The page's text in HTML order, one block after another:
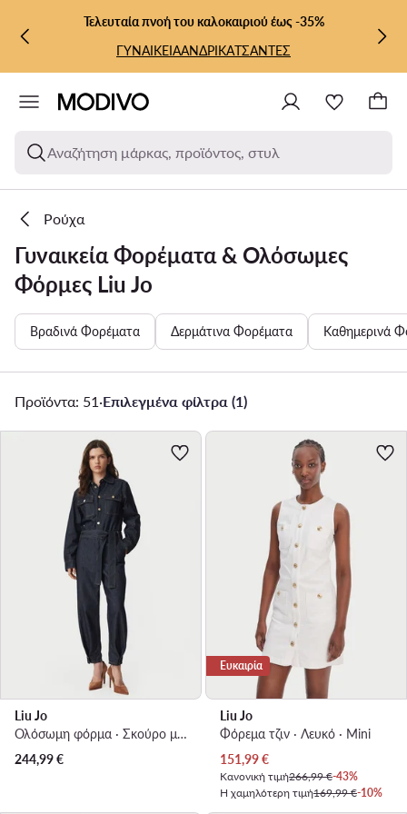
ΜΕΤΆΒΑΣΗ ΣΤΟ ΚΎΡΙΟ ΠΕΡΙΕΧΌΜΕΝΟ
ΜΕΤΆΒΑΣΗ ΣΤΗΝ ΑΝΑΖΉΤΗΣΗ
Τελευταία πνοή του καλοκαιριού έως -35%
ΓΥΝΑΙΚΕΙΑΑΝΔΡΙΚΑΤΣΑΝΤΕΣ
Αναζήτηση μάρκας, προϊόντος, στυλ
Ρούχα
Γυναικεία Φορέματα & Ολόσωμες
Φόρμες Liu Jo
Βραδινά Φορέματα Δερμάτινα Φορέματα Καθημερινά
Προϊόντα: 51 ·Επιλεγμένα φίλτρα (1)
Liu Jo
Ολόσωμη φόρμα · Σκούρο μπλε · Μακρύ
244,99€
Ευκαιρία
Liu Jo
Φόρεμα τζιν · Λευκό · Mini
Τρέχουσα τιμή
151,99€
Κανονική τιμή266,99 €-43%
Η χαμηλότερη τιμή169,99 €-10%